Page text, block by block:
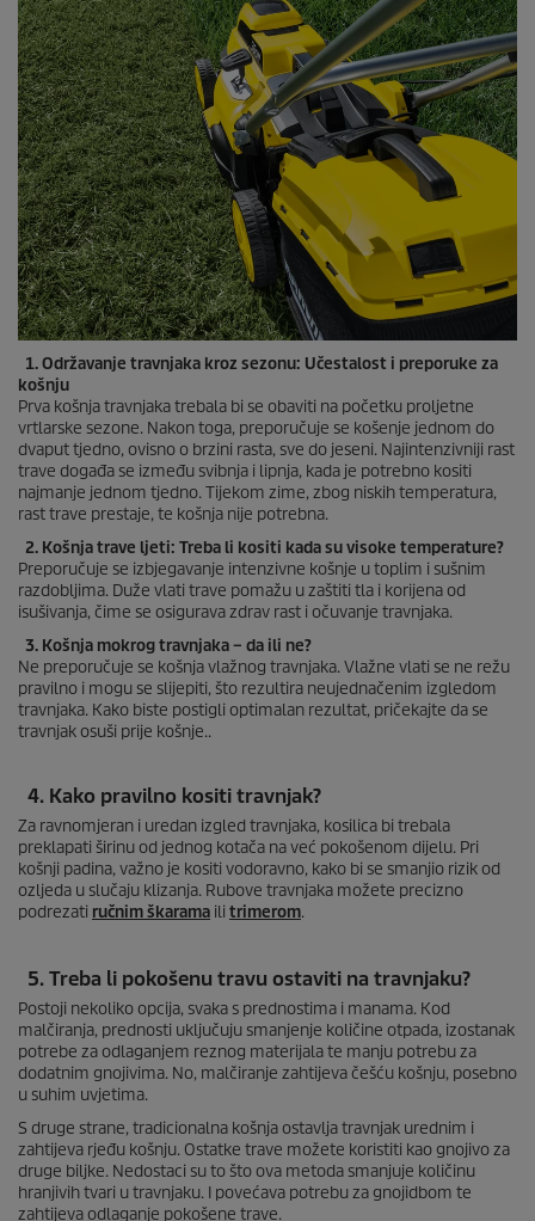
1. Održavanje travnjaka kroz sezonu: Učestalost i preporuke za
košnju
Prva košnja travnjaka trebala bi se obaviti na početku proljetne
vrtlarske sezone. Nakon toga, preporučuje se košenje jednom do
dvaput tjedno, ovisno o brzini rasta, sve do jeseni. Najintenzivniji rast
trave događa se između svibnja i lipnja, kada je potrebno kositi
najmanje jednom tjedno. Tijekom zime, zbog niskih temperatura,
rast trave prestaje, te košnja nije potrebna.
2. Košnja trave ljeti: Treba li kositi kada su visoke temperature?
Preporučuje se izbjegavanje intenzivne košnje u toplim i sušnim
razdobljima. Duže vlati trave pomažu u zaštiti tla i korijena od
isušivanja, čime se osigurava zdrav rast i očuvanje travnjaka.
3. Košnja mokrog travnjaka – da ili ne?
Ne preporučuje se košnja vlažnog travnjaka. Vlažne vlati se ne režu
pravilno i mogu se slijepiti, što rezultira neujednačenim izgledom
travnjaka. Kako biste postigli optimalan rezultat, pričekajte da se
travnjak osuši prije košnje..
4. Kako pravilno kositi travnjak?
Za ravnomjeran i uredan izgled travnjaka, kosilica bi trebala
preklapati širinu od jednog kotača na već pokošenom dijelu. Pri
košnji padina, važno je kositi vodoravno, kako bi se smanjio rizik od
ozljeda u slučaju klizanja. Rubove travnjaka možete precizno
podrezati ručnim škarama ilitrimerom.
5. Treba li pokošenu travu ostaviti na travnjaku?
Postoji nekoliko opcija, svaka s prednostima i manama. Kod
malčiranja, prednosti uključuju smanjenje količine otpada, izostanak
potrebe za odlaganjem reznog materijala te manju potrebu za
dodatnim gnojivima. No, malčiranje zahtijeva češću košnju, posebno
u suhim uvjetima.
S druge strane, tradicionalna košnja ostavlja travnjak urednim i
zahtijeva rjeđu košnju. Ostatke trave možete koristiti kao gnojivo za
druge biljke. Nedostaci su to što ova metoda smanjuje količinu
hranjivih tvari u travnjaku. I povećava potrebu za gnojidbom te
zahtijeva odlaganje pokošene trave.